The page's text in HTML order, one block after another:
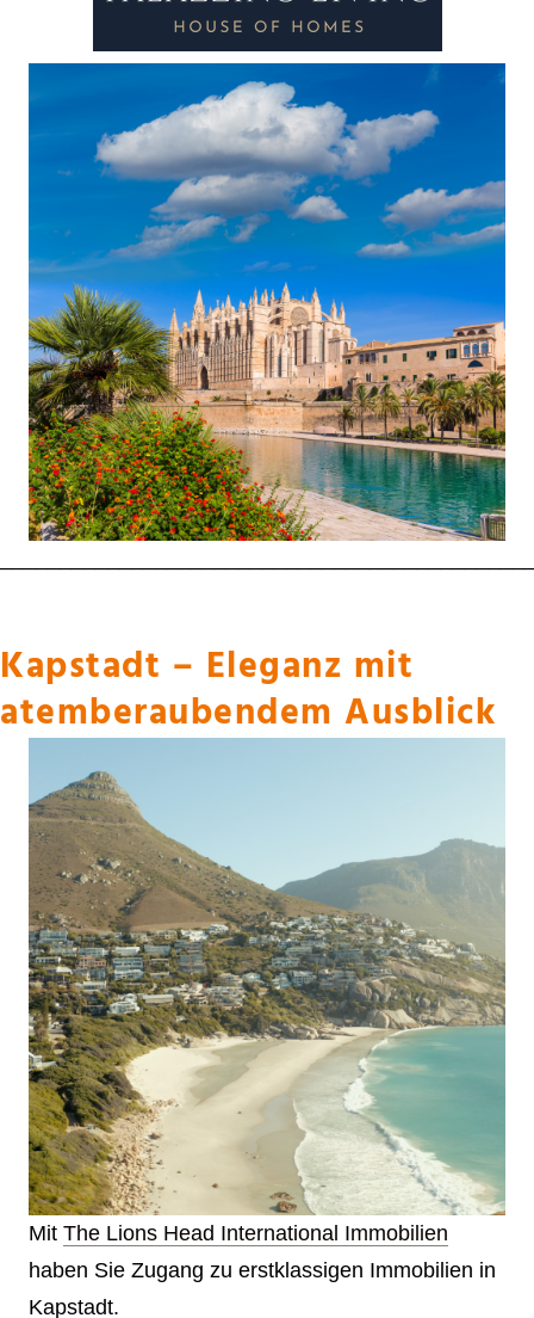
Kapstadt – Eleganz mit
atemberaubendem Ausblick
Mit The Lions Head International Immobilien
haben Sie Zugang zu erstklassigen Immobilien in
Kapstadt.